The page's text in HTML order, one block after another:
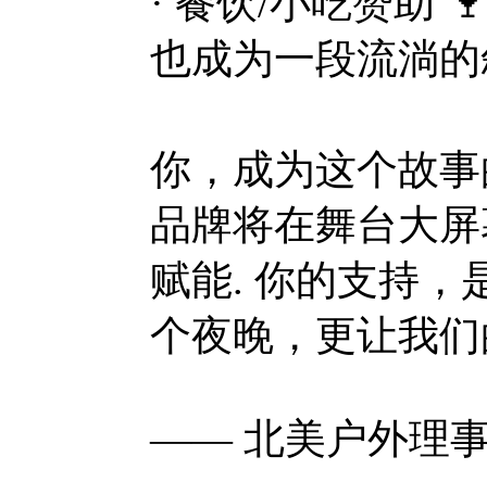
也成为一
你，成为这个故
品牌将在舞台大
赋能. 你的支持，
个夜晚，更让我
—— 北美户外理